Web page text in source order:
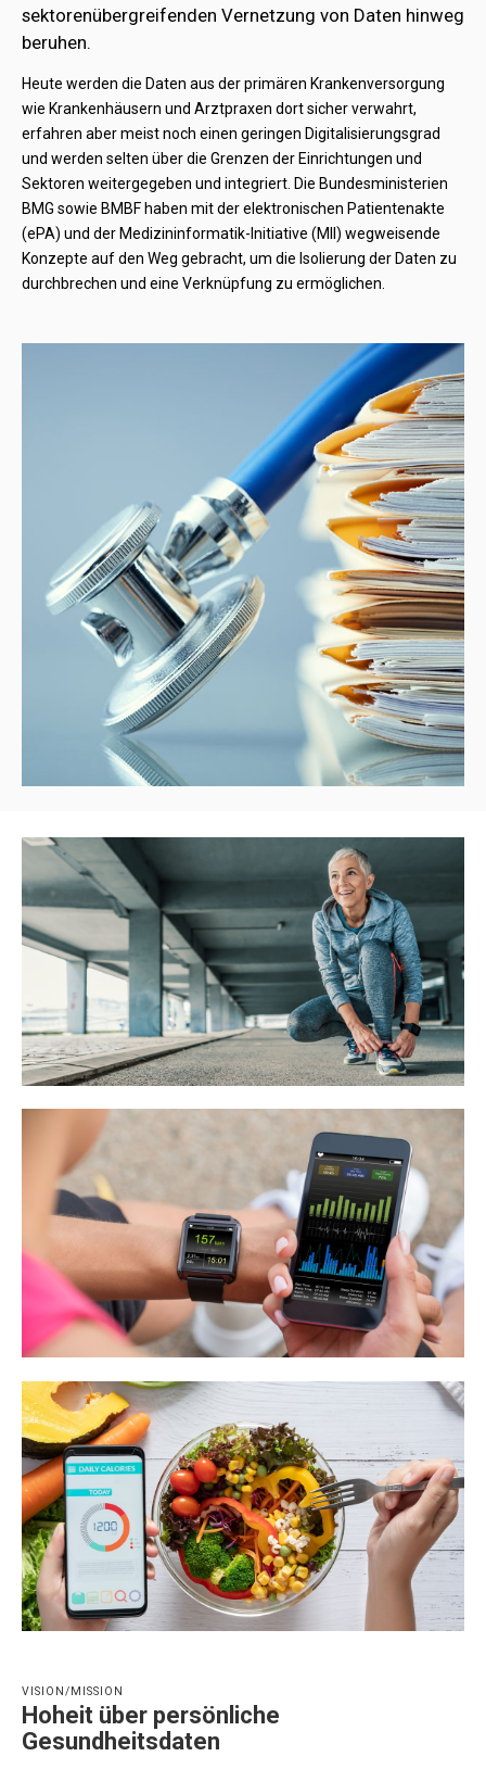
sektorenübergreifenden Vernetzung von Daten hinweg
beruhen.
Heute werden die Daten aus der primären Krankenversorgung
wie Krankenhäusern und Arztpraxen dort sicher verwahrt,
erfahren aber meist noch einen geringen Digitalisierungsgrad
und werden selten über die Grenzen der Einrichtungen und
Sektoren weitergegeben und integriert. Die Bundesministerien
BMG sowie BMBF haben mit der elektronischen Patientenakte
(ePA) und der Medizininformatik-Initiative (MII) wegweisende
Konzepte auf den Weg gebracht, um die Isolierung der Daten zu
durchbrechen und eine Verknüpfung zu ermöglichen.
VISION/MISSION
Hoheit über persönliche
Gesundheitsdaten